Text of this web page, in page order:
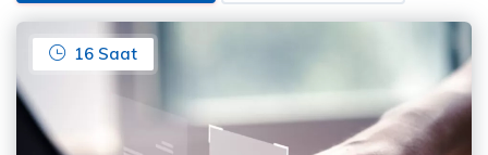
Backend
(3)
Instructors
16 Saat